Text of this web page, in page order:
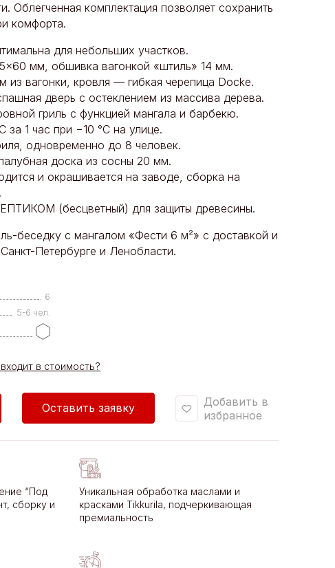
Облегченная комплектация позволяет сохранить
комфорта.
для небольших участков.
мм, обшивка вагонкой «штиль» 14 мм.
из вагонки, кровля — гибкая черепица Docke.
дверь с остеклением из массива дерева.
гриль с функцией мангала и барбекю.
за 1 час при −10 °C на улице.
одновременно до 8 человек.
доска из сосны 20 мм.
и окрашивается на заводе, сборка на
(бесцветный) для защиты древесины.
беседку с мангалом «Фести 6 м²» с доставкой и
Петербурге и Ленобласти.
6
5-6 чел.
в стоимость?
Оставить заявку
Добавить в
избранное
“Под
сборку и
Уникальная обработка маслами и
красками Tikkurila, подчеркивающая
премиальность